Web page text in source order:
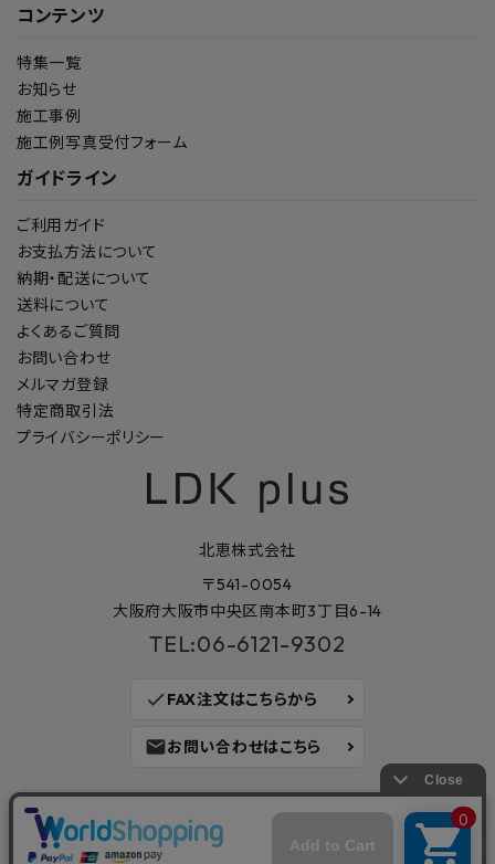
コンテンツ
特集一覧
お知らせ
施工事例
施工例写真受付フォーム
ガイドライン
ご利用ガイド
お支払方法について
納期・配送について
送料について
よくあるご質問
お問い合わせ
メルマガ登録
特定商取引法
プライバシーポリシー
北恵株式会社
〒541-0054
大阪府大阪市中央区南本町3丁目6-14
TEL:06-6121-9302
check FAX注文はこちらから
mailお問い合わせはこちら